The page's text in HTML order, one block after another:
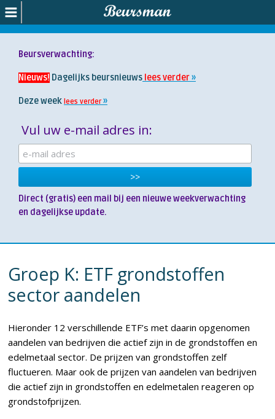
Beursverwachting:
Nieuws! Dagelijks beursnieuws lees verder
Deze week lees verder
Vul uw e-mail adres in:
Direct (gratis) een mail bij een nieuwe weekverwachting
en dagelijkse update.
Groep K: ETF grondstoffen
sector aandelen
Hieronder 12 verschillende ETF’s met daarin opgenomen
aandelen van bedrijven die actief zijn in de grondstoffen en
edelmetaal sector. De prijzen van grondstoffen zelf
fluctueren. Maar ook de prijzen van aandelen van bedrijven
die actief zijn in grondstoffen en edelmetalen reageren op
grondstofprijzen.